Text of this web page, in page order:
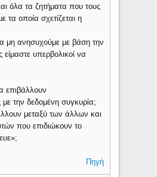
όλα τα ζητήματα που τους
τα οποία σχετίζεται η
μη ανησυχούμε με βάση την
υπερβολικοί να
επιβάλλουν
με την δεδομένη συγκυρία;
μεταξύ των άλλων και
που επιδιώκουν το
Πηγή